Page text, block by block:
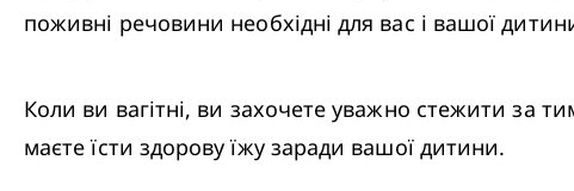
поживні речовини необхідні для вас і вашої
Коли ви вагітні, ви захочете уважно стежити за
маєте їсти здорову їжу заради вашої дитини.